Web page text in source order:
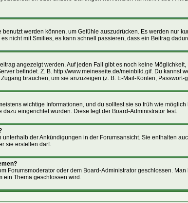
werden können, um Gefühle auszudrücken. Es werden nur
nicht mit Smilies, es kann schnell passieren, dass ein Beitrag
angezeigt werden. Auf jeden Fall gibt es noch keine
befindet. Z. B. http://www.meineseite.de/meinbild.gif. Du
brauchen, um sie anzuzeigen (z. B. E-Mail-Konten,
wichtige Informationen, und du solltest sie so früh wie
dazu eingerichtet wurden. Diese legt der Board-Administrator fest.
unterhalb der Ankündigungen in der Forumsansicht. Sie enthalten
sie erstellen darf.
Forumsmoderator oder dem Board-Administrator geschlossen.
ein Thema geschlossen wird.